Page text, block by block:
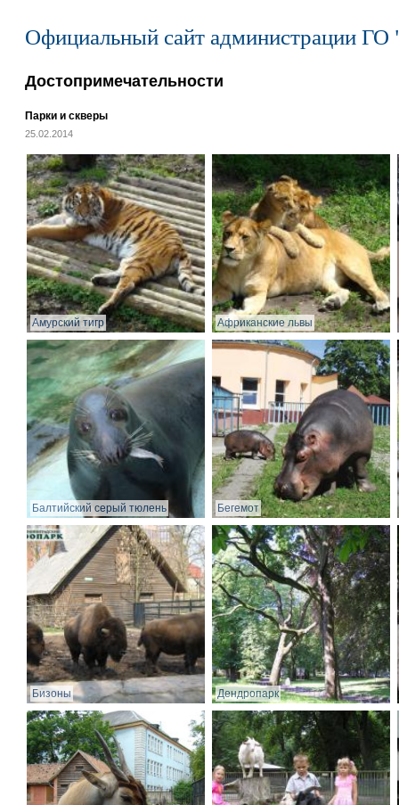
Официальный сайт администрации ГО
Достопримечательности
Парки и скверы
25.02.2014
Амурский тигр Африканские львы
Балтийский серый тюлень Бегемот
Бизоны Дендропарк